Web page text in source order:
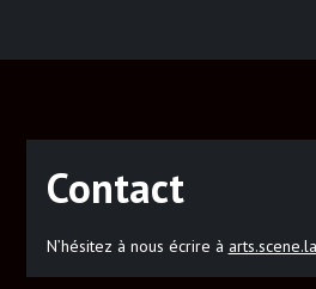
Contact
N’hésitez à nous écrire à